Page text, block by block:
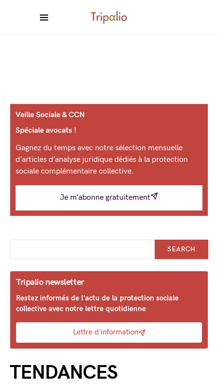
Veille Sociale & CCN
Spéciale avocats !
Gagnez du temps avec notre sélection mensuelle
d’articles d’analyse juridique dédiés à la protection
sociale complémentaire collective.
Je m’abonne gratuitement
SEARCH
Tripalio newsletter
Restez informés de l'actu de la protection sociale
collective avec notre lettre quotidienne
Lettre d'information
TENDANCES